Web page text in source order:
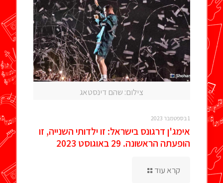
צילום: שהם דינסטאג
1 בספטמבר 2023
אימג'ן דרגונס בישראל: זו ילדותי השנייה, זו
הופעתה הראשונה. 29 באוגוסט 2023
קרא עוד